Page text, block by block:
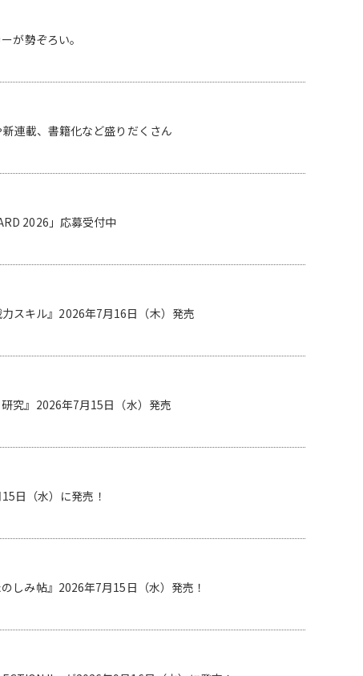
が勢ぞろい。
連載、書籍化など盛りだくさん
2026」応募受付中
スキル』2026年7月16日（木）発売
究』2026年7月15日（水）発売
日（水）に発売！
しみ帖』2026年7月15日（水）発売！